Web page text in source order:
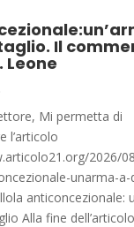
Il
Leone
Mi permetta di
l’articolo
2026/
unarma-
anticoncezionale:
Alla fine